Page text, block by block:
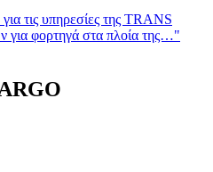
τις υπηρεσίες της TRANS
για φορτηγά στα πλοία της…"